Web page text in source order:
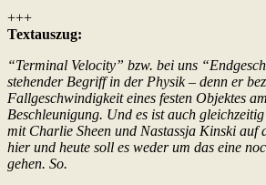
+++
Textauszug:
“Terminal Velocity” bzw. bei uns
stehender Begriff in der Physik – denn er
Fallgeschwindigkeit eines festen Objektes
Beschleunigung. Und es ist auch
mit Charlie Sheen und Nastassja Kinski auf
hier und heute soll es weder um das eine
gehen. So.